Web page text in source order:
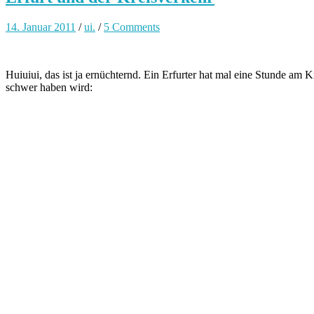
14. Januar 2011 /ui. / 5 Comments
Huiuiui, das ist ja ernüchternd. Ein Erfurter hat mal eine Stunde am
schwer haben wird: